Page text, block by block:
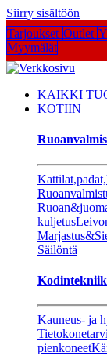
Siirry sisältöön
Tarjoukset Outlet
Myymälät
KAIKKI
KOTIIN
kuljetus
Säilöntä
Kauneus- ja
pienkoneet